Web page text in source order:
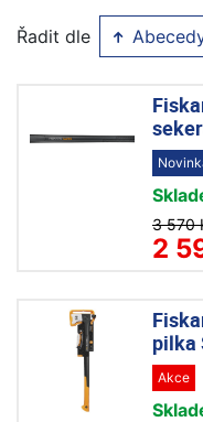
Řadit dle
3 570
2
pilka
Akce